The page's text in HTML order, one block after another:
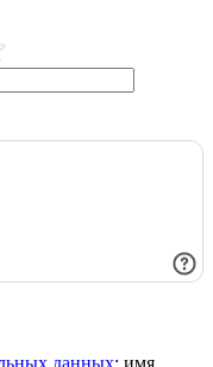
данных: имя,